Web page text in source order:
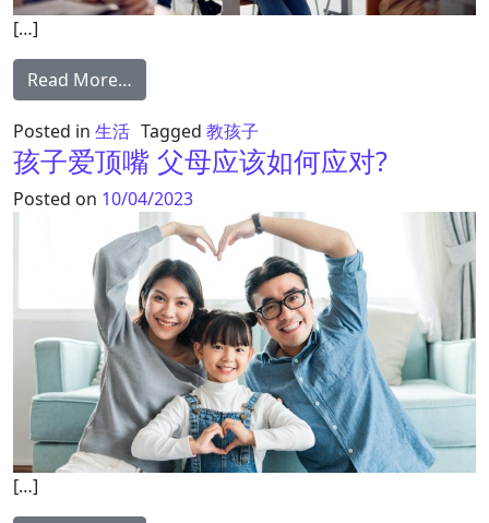
[…]
Read More…
Posted in 生活 Tagged 教孩子
孩子爱顶嘴 父母应该如何应对?
Posted on 10/04/2023
[…]